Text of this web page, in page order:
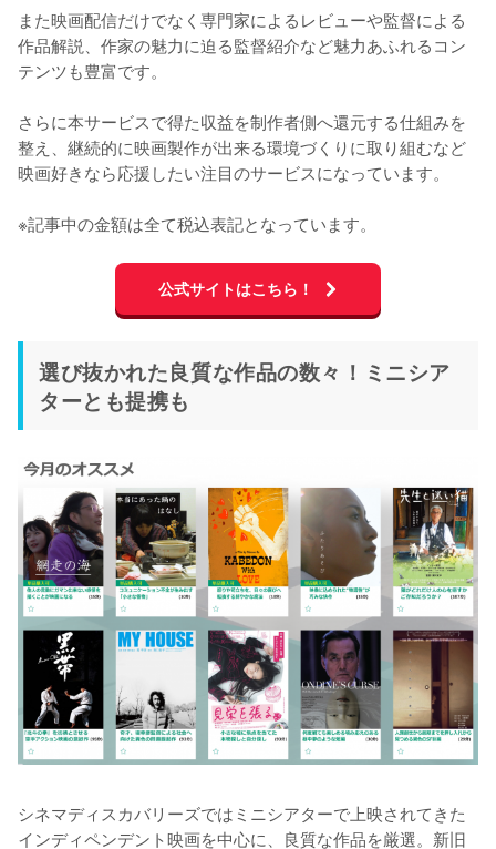
また映画配信だけでなく専門家によるレビューや監督による
作品解説、作家の魅力に迫る監督紹介など魅力あふれるコン
テンツも豊富です。
さらに本サービスで得た収益を制作者側へ還元する仕組みを
整え、継続的に映画製作が出来る環境づくりに取り組むなど
映画好きなら応援したい注目のサービスになっています。
※記事中の金額は全て税込表記となっています。
公式サイトはこちら！
選び抜かれた良質な作品の数々！ミニシア
ターとも提携も
シネマディスカバリーズではミニシアターで上映されてきた
インディペンデント映画を中心に、良質な作品を厳選。新旧